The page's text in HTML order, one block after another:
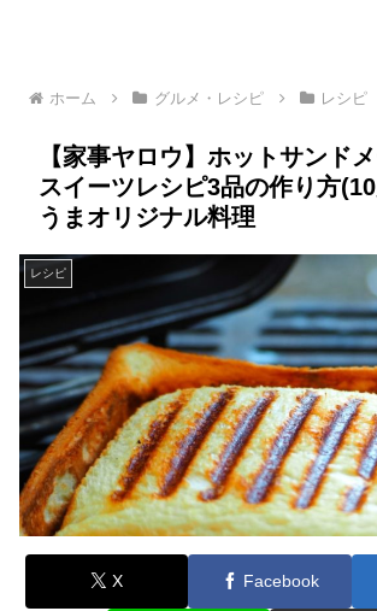
ホーム グルメ・レシピ レシピ
【家事ヤロウ】ホットサンド
スイーツレシピ3品の作り方
うまオリジナル料理
レシピ
X Facebook